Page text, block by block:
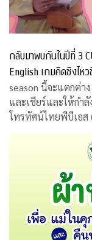
กลับมาพบกันในปีที่ 3
English เกมคิดชิงไห
season นี้จะแตกต่าง ท้า
และเชียร์และให้กำ
โทรทัศน์ไทยพีบีเอส (Thai PBS) และอ
สถานีโทรทัศน์เอแอ